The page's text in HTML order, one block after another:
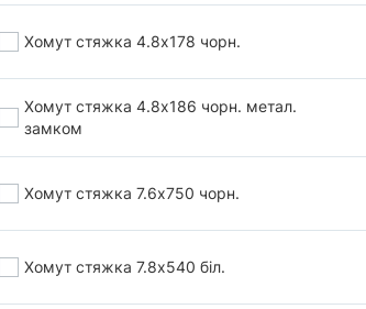
Хомут стяжка 4.8х178 чорн.
Хомут стяжка 4.8х186 чорн. метал.
замком
Хомут стяжка 7.6х750 чорн.
Хомут стяжка 7.8х540 біл.